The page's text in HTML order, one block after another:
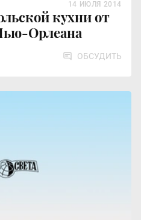
кухни от
Орлеана
14 ИЮЛЯ 2014
ОБСУДИТЬ